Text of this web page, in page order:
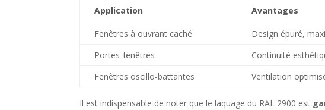
Application Avantages
Fenêtres à ouvrant caché
Design épuré,
Portes-fenêtres
Continuité
Fenêtres oscillo-battantes
Ventilation
Il est indispensable de noter que le laquage du RAL 2900 est